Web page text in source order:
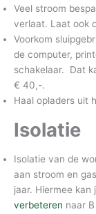
Veel stroom
verlaat. Laat ook
Voorkom
de computer,
schakelaar. Dat
€ 40,-.
Haal opladers uit
Isolatie
Isolatie van de
aan stroom en
jaar. Hiermee kan
verbeteren naar